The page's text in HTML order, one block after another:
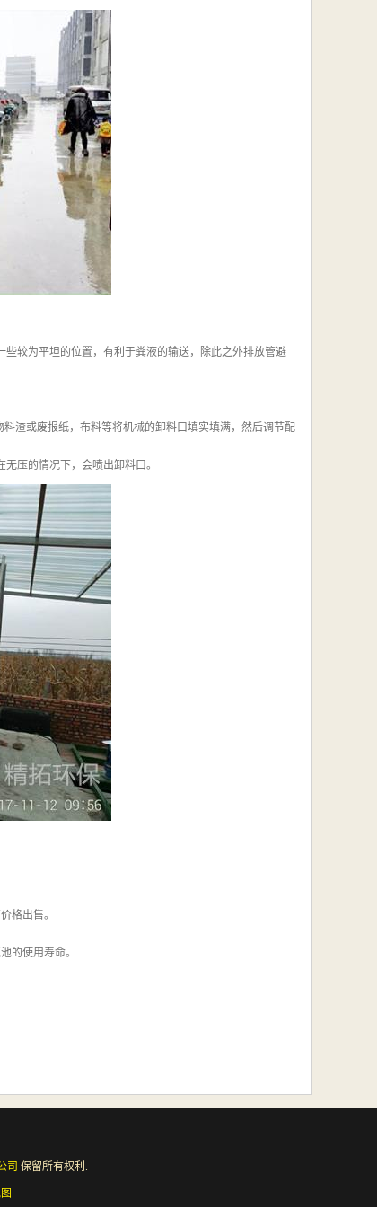
较为平坦的位置，有利于粪液的输送，除此之外排放管避
渣或废报纸，布料等将机械的卸料口填实填满，然后调节配
压的情况下，会喷出卸料口。
格出售。
的使用寿命。
司 保留所有权利.